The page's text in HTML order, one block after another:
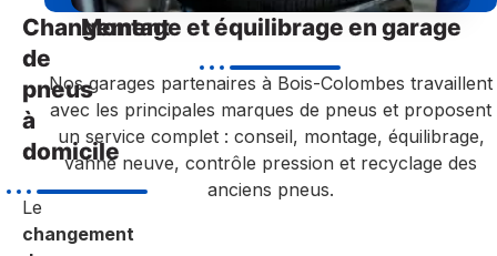
Changement
de
pneus
à
domicile
Le
changement
Montage et équilibrage en garage
Nos garages partenaires à Bois-Colombes travaillent
avec les principales marques de pneus et proposent
un service complet : conseil, montage, équilibrage,
vanne neuve, contrôle pression et recyclage des
anciens pneus.